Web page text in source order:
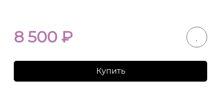
8 500 ₽
Купить